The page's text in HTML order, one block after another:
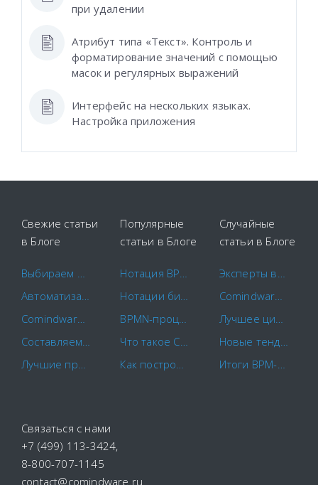
при удалении
Атрибут типа «Текст». Контроль и
форматирование значений с помощью
масок и регулярных выражений
Интерфейс на нескольких языках.
Настройка приложения
Свежие статьи
в Блоге
Выбираем площадки для закупок
Автоматизация маркетинга
Comindware и САПРАН начинают совместное внедрение российских CX-решений
Составляем план-график закупок по правилам
Лучшие программы для контроля сотрудников в 2022 году
Популярные
статьи в Блоге
Нотация BPMN 2.0: ключевые элементы и описание
Нотации бизнес-процессов IDEF0. EPC. BPMN.
BPMN-процессы: основы моделирования и примеры бизнес-процессов
Что такое CapEx и OpEx?
Как построить схему бизнес-процесса
Случайные
статьи в Блоге
Эксперты внесли ITSM-решение на Comindware Platform в рейтинг лучших
Comindware поделилась на РИФ+КИБ 2014 своим опытом по UX
Лучшее цифровое решение в транспорте и логистике. Проект клиента Comindware на ComNews Awards
Новые тенденции в BPM в эпоху цифровой трансформации
Итоги BPM-Проект года 2024: кейс клиента Comindware стал лауреатом
Связаться с нами
+7 (499) 113-3424,
8-800-707-1145
contact@comindware.ru